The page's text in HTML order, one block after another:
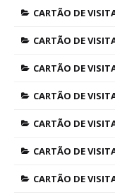
CARTÃO DE
CARTÃO DE
CARTÃO DE
CARTÃO DE
CARTÃO DE
CARTÃO DE
CARTÃO DE